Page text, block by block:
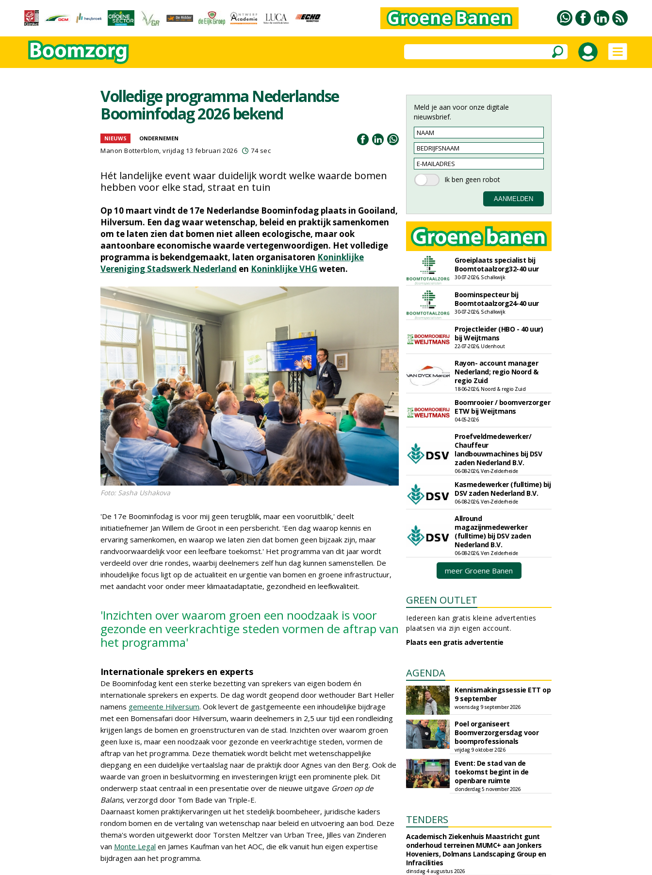
Volledige programma Nederlandse
Boominfodag 2026 bekend
NIEUWS ONDERNEMEN
Manon Botterblom, vrijdag 13 februari 2026 74 sec
Hét landelijke event waar duidelijk wordt welke waarde bomen
hebben voor elke stad, straat en tuin
Op 10 maart vindt de 17e Nederlandse Boominfodag plaats in Gooiland,
Hilversum. Een dag waar wetenschap, beleid en praktijk samenkomen
om te laten zien dat bomen niet alleen ecologische, maar ook
aantoonbare economische waarde vertegenwoordigen. Het volledige
programma is bekendgemaakt, laten organisatoren Koninklijke
Vereniging Stadswerk Nederland en Koninklijke VHG weten.
Foto: Sasha Ushakova
'De 17e Boominfodag is voor mij geen terugblik, maar een vooruitblik,' deelt
initiatiefnemer Jan Willem de Groot in een persbericht. 'Een dag waarop kennis en
ervaring samenkomen, en waarop we laten zien dat bomen geen bijzaak zijn, maar
randvoorwaardelijk voor een leefbare toekomst.' Het programma van dit jaar wordt
verdeeld over drie rondes, waarbij deelnemers zelf hun dag kunnen samenstellen. De
inhoudelijke focus ligt op de actualiteit en urgentie van bomen en groene infrastructuur,
met aandacht voor onder meer klimaatadaptatie, gezondheid en leefkwaliteit.
'Inzichten over waarom groen een noodzaak is voor
gezonde en veerkrachtige steden vormen de aftrap van
het programma'
Internationale sprekers en experts
De Boominfodag kent een sterke bezetting van sprekers van eigen bodem én
internationale sprekers en experts. De dag wordt geopend door wethouder Bart Heller
namens gemeente Hilversum. Ook levert de gastgemeente een inhoudelijke bijdrage
met een Bomensafari door Hilversum, waarin deelnemers in 2,5 uur tijd een rondleiding
krijgen langs de bomen en groenstructuren van de stad. Inzichten over waarom groen
geen luxe is, maar een noodzaak voor gezonde en veerkrachtige steden, vormen de
aftrap van het programma. Deze thematiek wordt belicht met wetenschappelijke
diepgang en een duidelijke vertaalslag naar de praktijk door Agnes van den Berg. Ook de
waarde van groen in besluitvorming en investeringen krijgt een prominente plek. Dit
onderwerp staat centraal in een presentatie over de nieuwe uitgave Groen op de
Balans, verzorgd door Tom Bade van Triple-E.
Daarnaast komen praktijkervaringen uit het stedelijk boombeheer, juridische kaders
rondom bomen en de vertaling van wetenschap naar beleid en uitvoering aan bod. Deze
thema's worden uitgewerkt door Torsten Meltzer van Urban Tree, Jilles van Zinderen
van Monte Legal en James Kaufman van het AOC, die elk vanuit hun eigen expertise
bijdragen aan het programma.
Meld je aan voor onze digitale
nieuwsbrief.
Groeiplaats specialist bij
Boomtotaalzorg32-40 uur
30-07-2026, Schalkwijk
Boominspecteur bij
Boomtotaalzorg24-40 uur
30-07-2026, Schalkwijk
Projectleider (HBO - 40 uur)
bij Weijtmans
22-07-2026, Udenhout
Rayon- account manager
Nederland; regio Noord &
regio Zuid
18-06-2026, Noord & regio Zuid
Boomrooier / boomverzorger
ETW bij Weijtmans
04-05-2026
Proefveldmedewerker/
Chauffeur
landbouwmachines bij DSV
zaden Nederland B.V.
06-08-2026, Ven-Zelderheide
Kasmedewerker (fulltime) bij
DSV zaden Nederland B.V.
06-08-2026, Ven-Zelderheide
Allround
magazijnmedewerker
(fulltime) bij DSV zaden
Nederland B.V.
06-08-2026, Ven Zelderheide
meer Groene Banen
GREEN OUTLET
Iedereen kan gratis kleine advertenties
plaatsen via zijn eigen account.
Plaats een gratis advertentie
AGENDA
Kennismakingssessie ETT op
9 september
woensdag 9 september 2026
Poel organiseert
Boomverzorgersdag voor
boomprofessionals
vrijdag 9 oktober 2026
Event: De stad van de
toekomst begint in de
openbare ruimte
donderdag 5 november 2026
TENDERS
Academisch Ziekenhuis Maastricht gunt
onderhoud terreinen MUMC+ aan Jonkers
Hoveniers, Dolmans Landscaping Group en
Infracilities
dinsdag 4 augustus 2026